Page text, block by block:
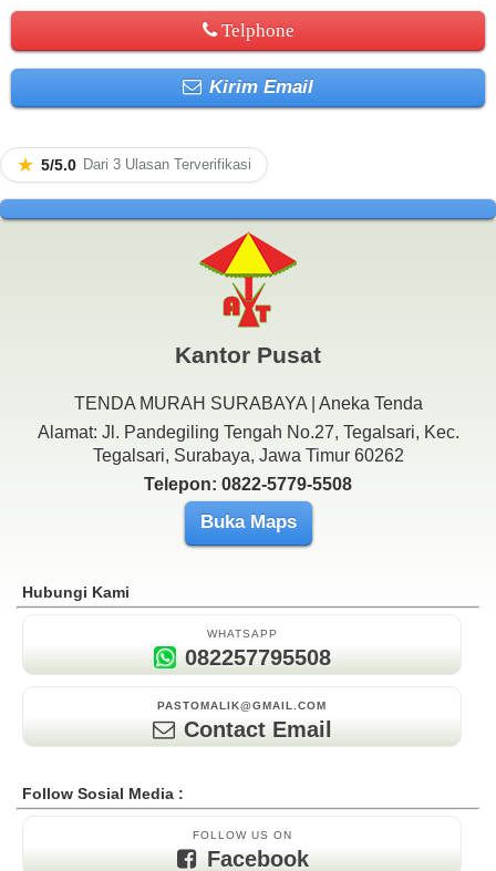
Telphone
Kirim Email
★ 5/5.0 Dari 3 Ulasan Terverifikasi
Kantor Pusat
TENDA MURAH SURABAYA | Aneka Tenda
Alamat: Jl. Pandegiling Tengah No.27, Tegalsari, Kec.
Tegalsari, Surabaya, Jawa Timur 60262
Telepon: 0822-5779-5508
Buka Maps
Hubungi Kami
WHATSAPP
082257795508
PASTOMALIK@GMAIL.COM
Contact Email
Follow Sosial Media :
FOLLOW US ON
Facebook